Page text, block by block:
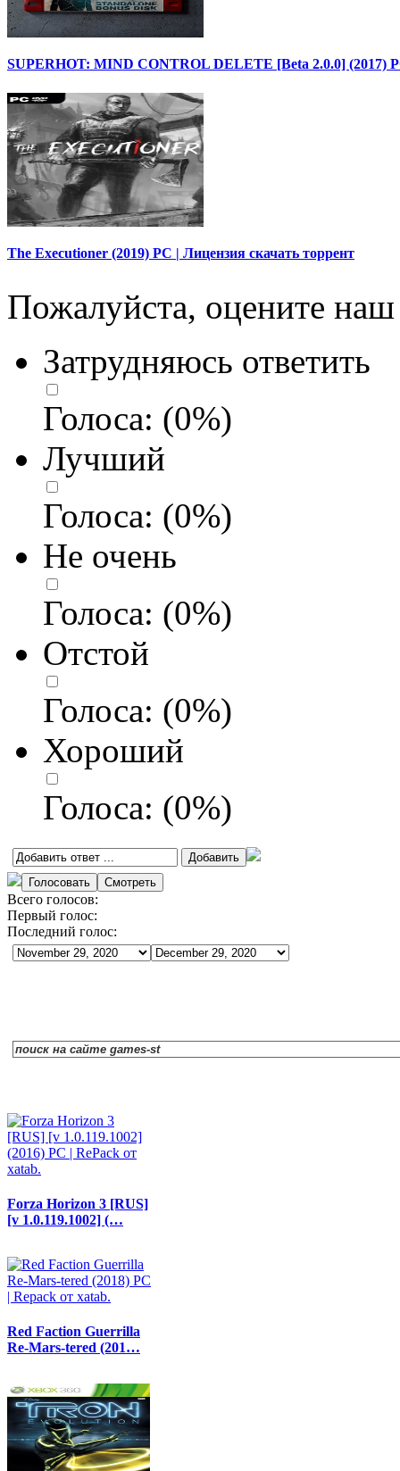
SUPERHOT: MIND CONTROL DELETE [Beta 2.0.0] (2017)
The Executioner (2019) PC | Лицензия скачать торрент
Пожалуйста, оцените наш
Затрудняюсь ответить
Голоса: (0%)
Лучший
Голоса: (0%)
Не очень
Голоса: (0%)
Отстой
Голоса: (0%)
Хороший
Голоса: (0%)
Всего голосов:
Первый голос:
Последний голос:
Forza Horizon 3 [RUS]
[v 1.0.119.1002] (…
Red Faction Guerrilla
Re-Mars-tered (201…